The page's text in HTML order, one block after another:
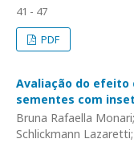
41 - 47
PDF
Avaliação do
sementes com
Bruna Rafaella
Schlickmann